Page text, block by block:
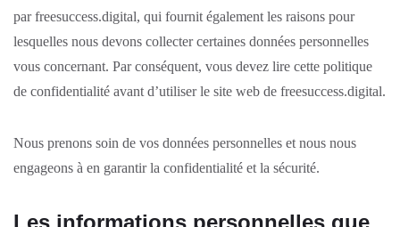
par freesuccess.digital, qui fournit également les raisons pour
lesquelles nous devons collecter certaines données personnelles
vous concernant. Par conséquent, vous devez lire cette politique
de confidentialité avant d’utiliser le site web de freesuccess.digital.
Nous prenons soin de vos données personnelles et nous nous
engageons à en garantir la confidentialité et la sécurité.
Les informations personnelles que